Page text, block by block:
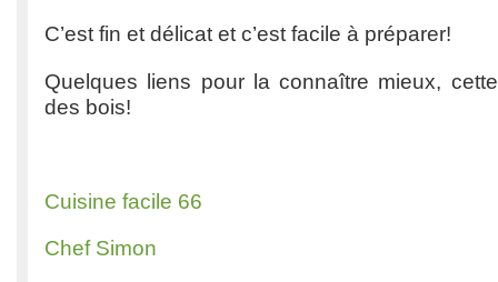
C’est fin et délicat et c’est facile à préparer!
Quelques liens pour la connaître mieux,
des bois!
Cuisine facile 66
Chef Simon